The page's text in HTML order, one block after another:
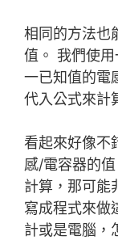
相同的方法也
值。 我們使
一已知值的電
代入公式來計
看起來好像不
感/電容器的
計算，那可能
寫成程式來做
計或是電腦，